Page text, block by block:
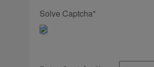
Solve Captcha*